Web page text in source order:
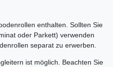
enthalten. Sollten Sie
oder Parkett) verwenden
separat zu erwerben.
ist möglich. Beachten Sie